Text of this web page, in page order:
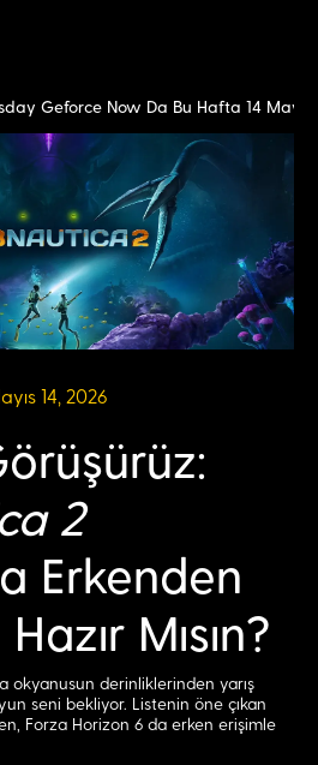
Geforce Now Da Bu Hafta 14 Mayis
14, 2026
2
Erkenden
Mısın?
okyanusun derinliklerinden yarış
seni bekliyor. Listenin öne çıkan
Forza Horizon 6 da erken erişimle